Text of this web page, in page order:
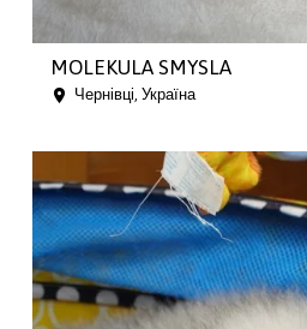
MOLEKULA SMYSLA
Чернівці, Україна